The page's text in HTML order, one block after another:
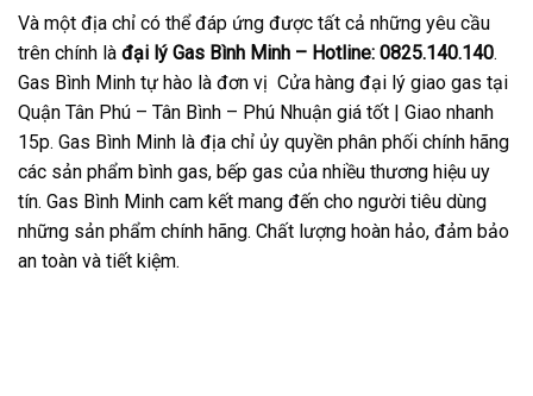
Và một địa chỉ có thể đáp ứng được tất cả những yêu cầu
trên chính là đại lý Gas Bình Minh – Hotline: 0825.140.140.
Gas Bình Minh tự hào là đơn vị ‪ Cửa hàng đại lý giao gas tại
Quận Tân Phú – Tân Bình – Phú Nhuận giá tốt | Giao nhanh
15p. Gas Bình Minh là địa chỉ ủy quyền phân phối chính hãng
các sản phẩm bình gas, bếp gas của nhiều thương hiệu uy
tín. Gas Bình Minh cam kết mang đến cho người tiêu dùng
những sản phẩm chính hãng. Chất lượng hoàn hảo, đảm bảo
an toàn và tiết kiệm.